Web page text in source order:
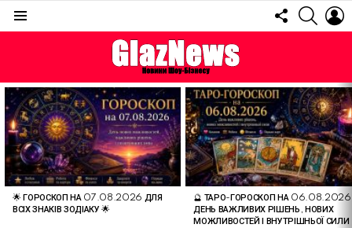
FOLLOW
US
ОСТАННІ
СТАТТІ
🌟 ГОРОСКОП НА 07.08.2026 ДЛЯ
ВСІХ ЗНАКІВ ЗОДІАКУ 🌟
🔮 ТАРО-ГОРОСКОП НА
ДЕНЬ ВАЖЛИВИХ РІШЕНЬ, НОВИХ
МОЖЛИВОСТЕЙ І ВНУТРІШНЬОЇ СИЛИ